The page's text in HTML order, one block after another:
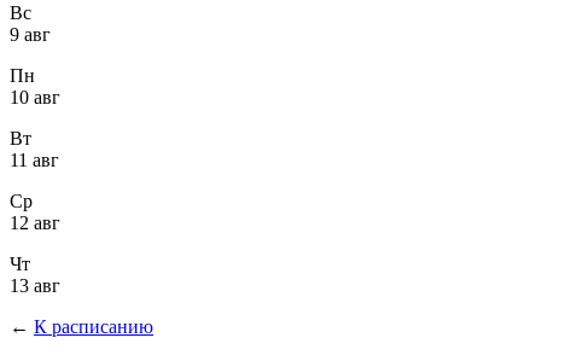
Вс
9 авг
Пн
10 авг
Вт
11 авг
Ср
12 авг
Чт
13 авг
← К расписанию